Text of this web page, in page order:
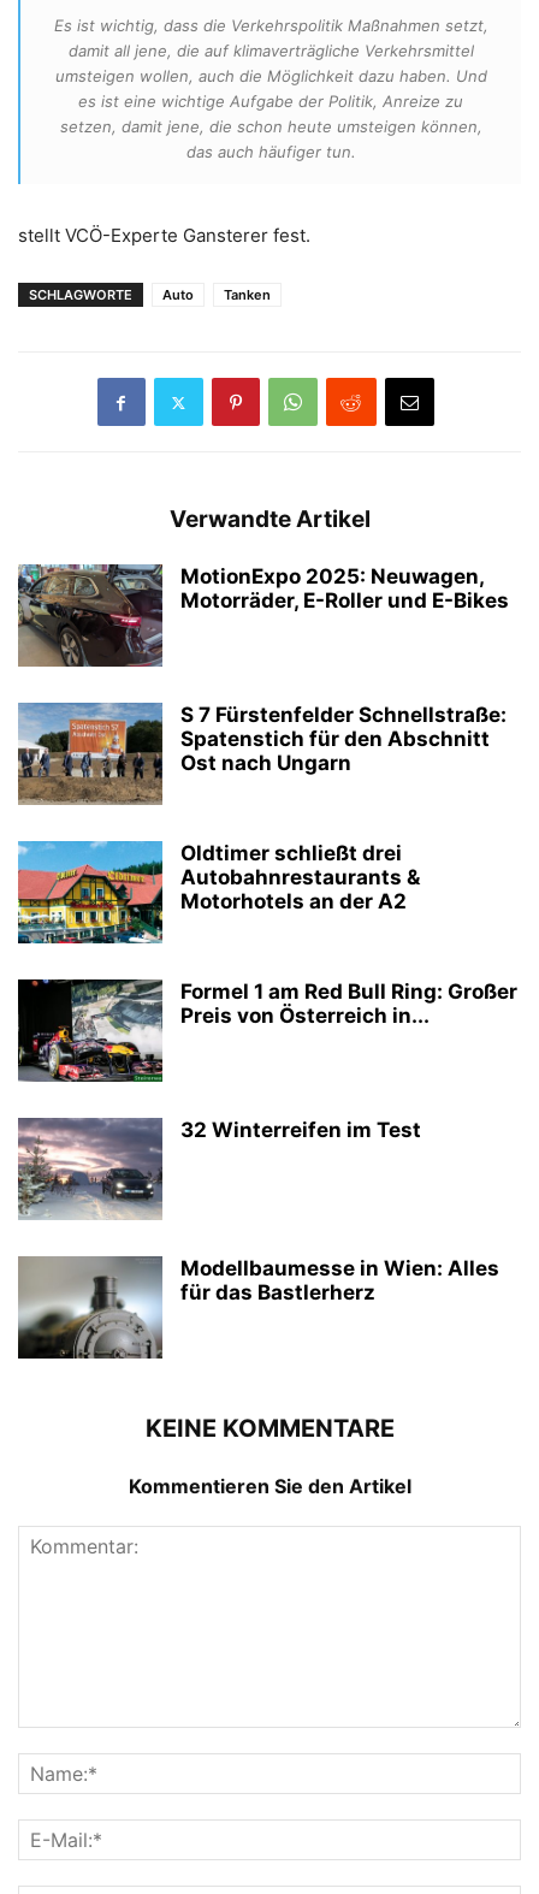
Es ist wichtig, dass die Verkehrspolitik Maßnahmen setzt,
damit all jene, die auf klimaverträgliche Verkehrsmittel
umsteigen wollen, auch die Möglichkeit dazu haben. Und
es ist eine wichtige Aufgabe der Politik, Anreize zu
setzen, damit jene, die schon heute umsteigen können,
das auch häufiger tun.
stellt VCÖ-Experte Gansterer fest.
SCHLAGWORTE Auto Tanken
Verwandte Artikel
MotionExpo 2025: Neuwagen,
Motorräder, E-Roller und E-Bikes
S 7 Fürstenfelder Schnellstraße:
Spatenstich für den Abschnitt
Ost nach Ungarn
Oldtimer schließt drei
Autobahnrestaurants &
Motorhotels an der A2
Formel 1 am Red Bull Ring: Großer
Preis von Österreich in...
32 Winterreifen im Test
Modellbaumesse in Wien: Alles
für das Bastlerherz
KEINE KOMMENTARE
Kommentieren Sie den Artikel